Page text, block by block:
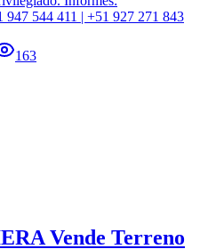
947 544 411 | +51 927 271 843
163
Vende Terreno